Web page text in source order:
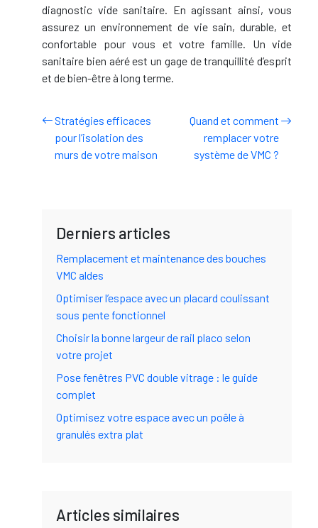
diagnostic vide sanitaire. En agissant ainsi, vous
assurez un environnement de vie sain, durable, et
confortable pour vous et votre famille. Un vide
sanitaire bien aéré est un gage de tranquillité d’esprit
et de bien-être à long terme.
Stratégies efficaces
pour l’isolation des
murs de votre maison
Quand et comment
remplacer votre
système de VMC ?
Derniers articles
Remplacement et maintenance des bouches
VMC aldes
Optimiser l’espace avec un placard coulissant
sous pente fonctionnel
Choisir la bonne largeur de rail placo selon
votre projet
Pose fenêtres PVC double vitrage : le guide
complet
Optimisez votre espace avec un poêle à
granulés extra plat
Articles similaires